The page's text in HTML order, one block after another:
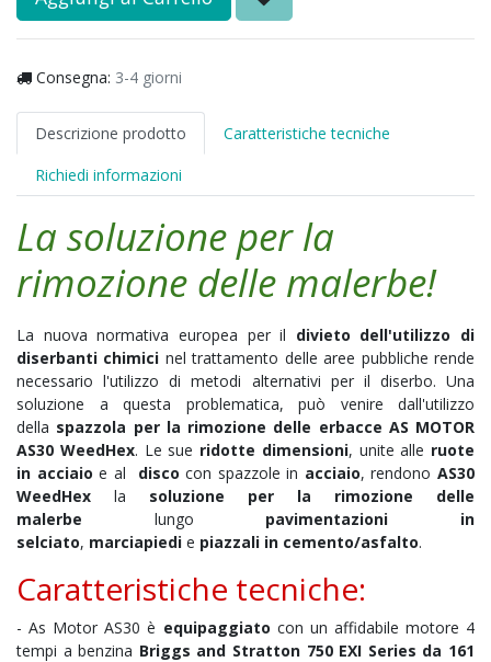
Consegna: 3-4 giorni
Descrizione prodotto
Caratteristiche tecniche
Richiedi informazioni
La soluzione per la
rimozione delle malerbe!
La nuova normativa europea per il divieto dell'utilizzo di
diserbanti chimici nel trattamento delle aree pubbliche rende
necessario l'utilizzo di metodi alternativi per il diserbo. Una
soluzione a questa problematica, può venire dall'utilizzo
della spazzola per la rimozione delle erbacce AS MOTOR
AS30 WeedHex. Le sue ridotte dimensioni, unite alle ruote
in acciaio e al disco con spazzole in acciaio, rendonoAS30
WeedHex la soluzione per la rimozione delle
malerbe lungo pavimentazioni in
selciato, marciapiedi e piazzali in cemento/asfalto.
Caratteristiche tecniche:
- As Motor AS30 è equipaggiato con un affidabile motore 4
tempi a benzina Briggs and Stratton 750 EXI Series da 161